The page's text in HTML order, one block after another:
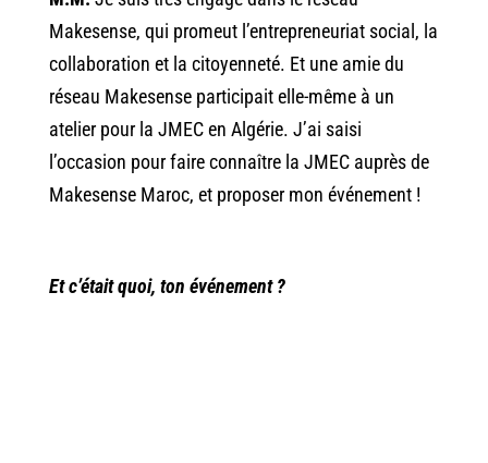
Makesense, qui promeut l’entrepreneuriat social, la
collaboration et la citoyenneté. Et une amie du
réseau Makesense participait elle-même à un
atelier pour la JMEC en Algérie. J’ai saisi
l’occasion pour faire connaître la JMEC auprès de
Makesense Maroc, et proposer mon événement !
Et c’était quoi, ton événement ?